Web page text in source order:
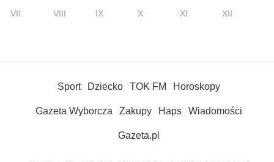
VII
VIII IX X XI XII
Sport Dziecko TOK FM Horoskopy
Gazeta Wyborcza Zakupy Haps Wiadomości
Gazeta.pl